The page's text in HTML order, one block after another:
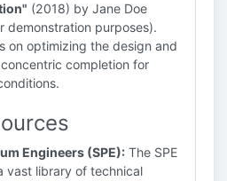
(2018) by Jane Doe
demonstration purposes).
on optimizing the design and
completion for
Engineers (SPE): The SPE
vast library of technical